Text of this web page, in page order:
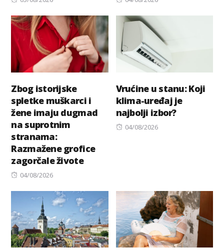
Zbog istorijske
spletke muškarci i
žene imaju dugmad
na suprotnim
stranama:
Razmažene grofice
zagorčale živote
Posted
04/08/2026
Vrućine u stanu: Koji
klima-uređaj je
najbolji izbor?
Posted
04/08/2026